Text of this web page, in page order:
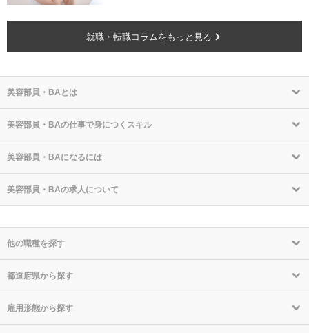
就職・転職コラムをもっと見る
美容部員・BAとは
美容部員・BAの仕事で身につくスキル
美容部員・BAになるには
美容部員・BAの求人について
他の職種を探す
都道府県から探す
雇用形態から探す